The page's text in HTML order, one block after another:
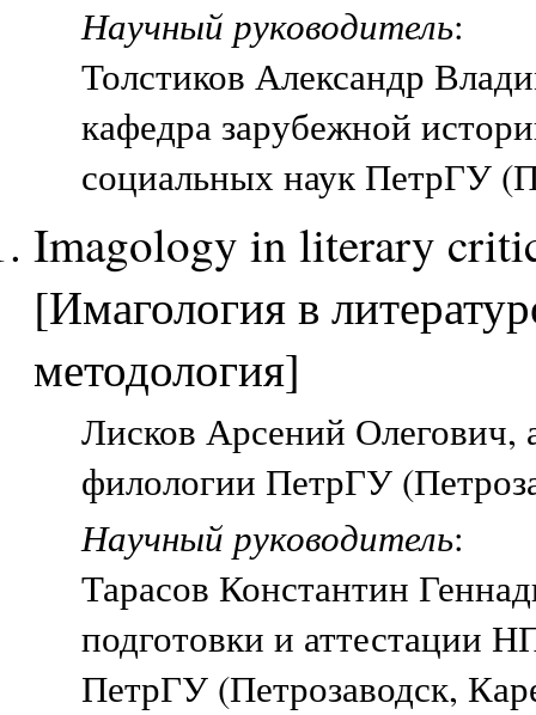
Научный руководитель:
Толстиков Александр
кафедра зарубежной
социальных наук ПетрГУ
Imagology in literary
[Имагология в
методология]
Лисков Арсений Олегович,
филологии ПетрГУ
Научный руководитель:
Тарасов Константин
подготовки и аттестации
ПетрГУ (Петрозаводск,